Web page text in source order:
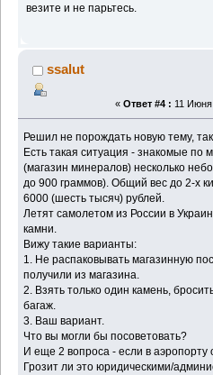
везите и не парьтесь.
ssalut
« Ответ #4 : 11
Решил не порождать новую тему,
Есть такая ситуация - знакомые по
(магазин минералов) несколько
до 900 граммов). Общий вес до 2-х
6000 (шесть тысяч) рублей.
Летят самолетом из России в
камни.
Вижу такие варианты:
1. Не распаковывать магазинную
получили из магазина.
2. Взять только один камень,
багаж.
3. Ваш вариант.
Что вы могли бы посоветовать?
И еще 2 вопроса - если в аэропорту
Грозит ли это юридическими/